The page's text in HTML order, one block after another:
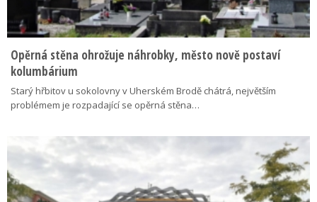
Opěrná stěna ohrožuje náhrobky, město nově postaví
kolumbárium
Starý hřbitov u sokolovny v Uherském Brodě chátrá, největším
problémem je rozpadající se opěrná stěna…